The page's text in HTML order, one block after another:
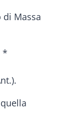
Massa
*